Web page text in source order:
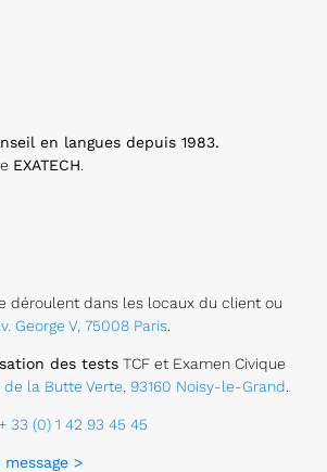
en langues depuis 1983.
EXATECH
déroulent dans les locaux du client ou
George V, 75008 Paris
des tests TCF et Examen Civique
de la Butte Verte, 93160 Noisy-le-Grand
+ 33 (0) 1 42 93 45 45
>